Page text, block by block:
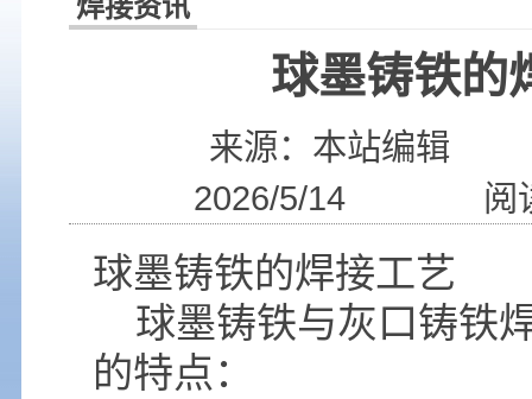
焊接资讯
球墨铸铁的
来源：本站编
2026/5/14 阅读
球墨铸铁的焊接工艺
球墨铸铁与灰口铸铁
的特点：